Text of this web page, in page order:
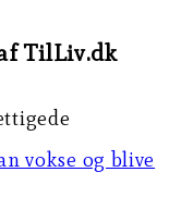
TilLiv.dk
vokse og blive